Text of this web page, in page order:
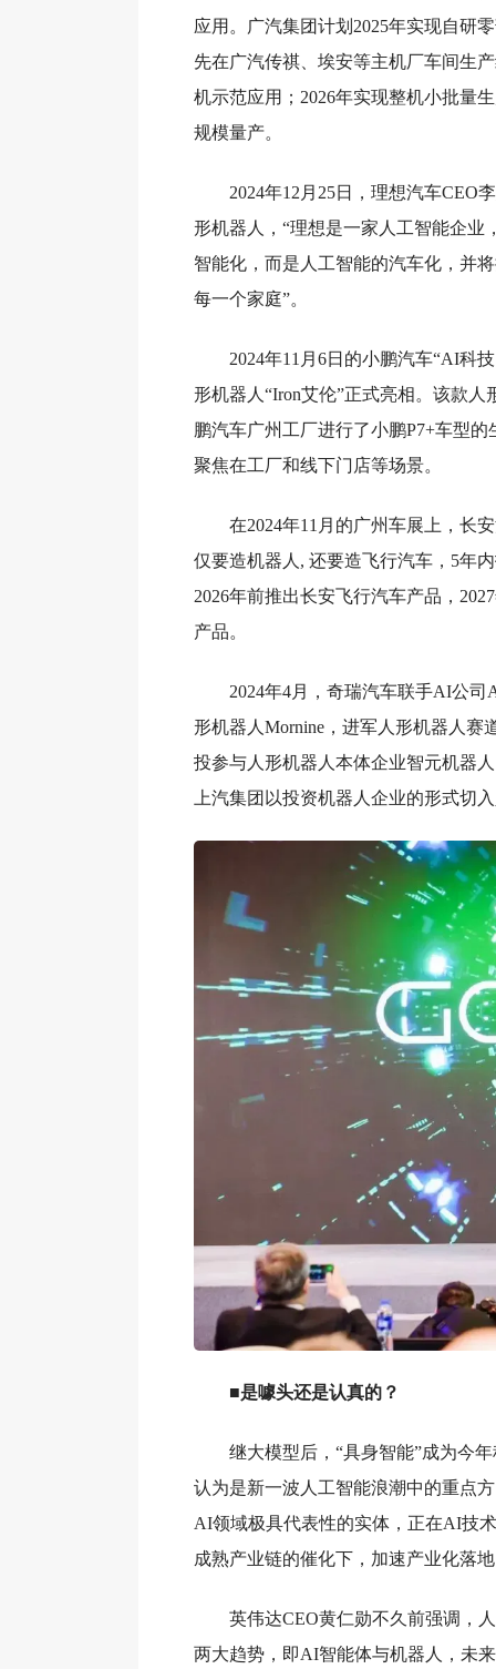
应用。广汽集团计划2025年实现自研
先在广汽传祺、埃安等主机厂车间生
机示范应用；2026年实现整机小批量
规模量产。
2024年12月25日，理想汽车CEO
形机器人，“理想是一家人工智能企业
智能化，而是人工智能的汽车化，并
每一个家庭”。
2024年11月6日的小鹏汽车“AI科
形机器人“Iron艾伦”正式亮相。该款人
鹏汽车广州工厂进行了小鹏P7+车型
聚焦在工厂和线下门店等场景。
在2024年11月的广州车展上，长
仅要造机器人, 还要造飞行汽车，5年
2026年前推出长安飞行汽车产品，
产品。
2024年4月，奇瑞汽车联手AI公司
形机器人Mornine，进军人形机器人赛
投参与人形机器人本体企业智元机器
上汽集团以投资机器人企业的形式切
■是噱头还是认真的？
继大模型后，“具身智能”成为今
认为是新一波人工智能浪潮中的重点
AI领域极具代表性的实体，正在AI技
成熟产业链的催化下，加速产业化落
英伟达CEO黄仁勋不久前强调，
两大趋势，即AI智能体与机器人，未